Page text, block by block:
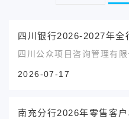
四川公众项目咨询管理有
一、项目编号：四川银行
2026-07-17